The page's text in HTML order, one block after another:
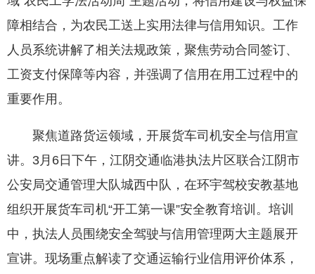
障相结合，为农民工送上实用法律与信用知识。工作
人员系统讲解了相关法规政策，聚焦劳动合同签订、
工资支付保障等内容，并强调了信用在用工过程中的
重要作用。
聚焦道路货运领域，开展货车司机安全与信用宣
讲。3月6日下午，江阴交通临港执法片区联合江阴市
公安局交通管理大队城西中队，在环宇驾校安教基地
组织开展货车司机“开工第一课”安全教育培训。培训
中，执法人员围绕安全驾驶与信用管理两大主题展开
宣讲。现场重点解读了交通运输行业信用评价体系，